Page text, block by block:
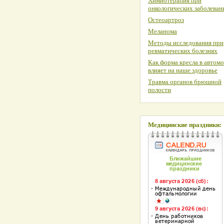
онкологических
Остеоартроз
Меланома
Методы исследования при
ревматических болезнях
Как форма кресла в
влияет на наше здоровье
Травма органов брюшной
полости
Медицинские праздники: